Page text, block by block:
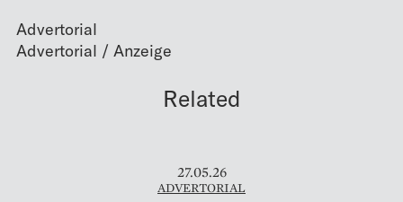
Advertorial
Related
27.05.26
ADVERTORIAL